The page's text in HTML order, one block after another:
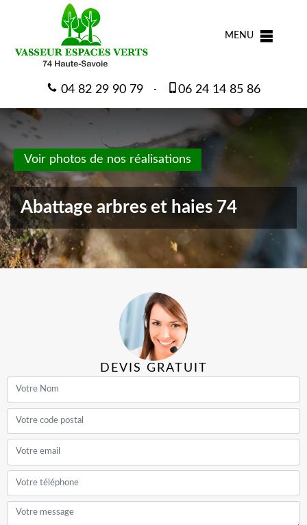
MENU
04 82 29 90 79 - 06 24 14 85 86
Voir photos de nos réalisations
Abattage arbres et haies 74
DEVIS GRATUIT